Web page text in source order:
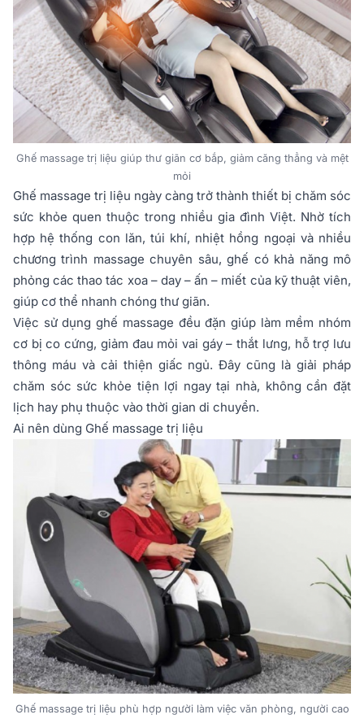
Ghế massage trị liệu giúp thư giãn cơ bắp, giảm căng thẳng và mệt
mỏi
Ghế massage trị liệu ngày càng trở thành thiết bị chăm sóc
sức khỏe quen thuộc trong nhiều gia đình Việt. Nhờ tích
hợp hệ thống con lăn, túi khí, nhiệt hồng ngoại và nhiều
chương trình massage chuyên sâu, ghế có khả năng mô
phỏng các thao tác xoa – day – ấn – miết của kỹ thuật viên,
giúp cơ thể nhanh chóng thư giãn.
Việc sử dụng ghế massage đều đặn giúp làm mềm nhóm
cơ bị co cứng, giảm đau mỏi vai gáy – thắt lưng, hỗ trợ lưu
thông máu và cải thiện giấc ngủ. Đây cũng là giải pháp
chăm sóc sức khỏe tiện lợi ngay tại nhà, không cần đặt
lịch hay phụ thuộc vào thời gian di chuyển.
Ai nên dùng Ghế massage trị liệu
Ghế massage trị liệu phù hợp người làm việc văn phòng, người cao